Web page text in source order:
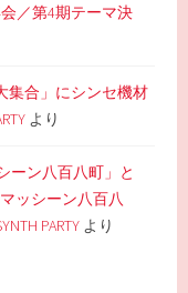
／第4期テーマ決
集合」にシンセ機材
より
ーン八百八町」と
ッシーン八百八
PARTY より